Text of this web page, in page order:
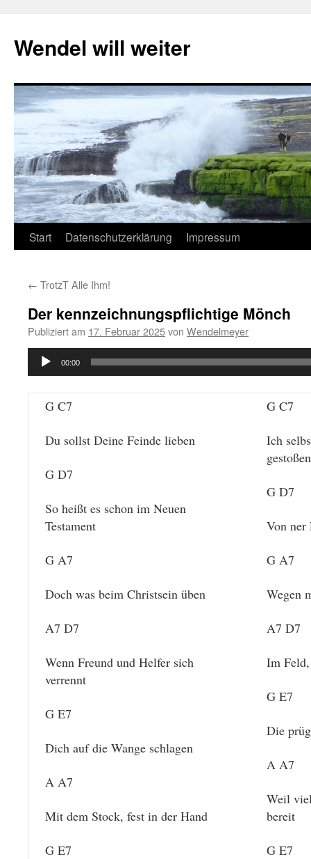
Wendel will weiter
Zum
springen
Start Datenschutzerklärung Impressum
← TrotzT Alle Ihm!
Der kennzeichnungspflichtige Mönch
Publiziert am 17. Februar 2025von Wendelmeyer
Audio-
00:00
G C7
Du sollst Deine Feinde lieben
G D7
So heißt es schon im Neuen
Testament
G A7
Doch was beim Christsein üben
A7 D7
Wenn Freund und Helfer sich
verrennt
G E7
Dich auf die Wange schlagen
A A7
Mit dem Stock, fest in der Hand
G E7
G C7
Ich
gestoßen
G D7
Von ner
G A7
Wegen
A7 D7
Im
G E7
Die
A A7
Weil
bereit
G E7